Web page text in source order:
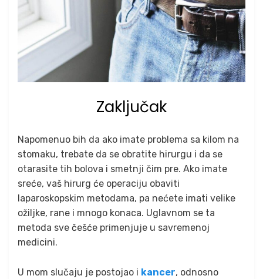
Zaključak
Napomenuo bih da ako imate problema sa kilom na
stomaku, trebate da se obratite hirurgu i da se
otarasite tih bolova i smetnji čim pre. Ako imate
sreće, vaš hirurg će operaciju obaviti
laparoskopskim metodama, pa nećete imati velike
ožiljke, rane i mnogo konaca. Uglavnom se ta
metoda sve češće primenjuje u savremenoj
medicini.
U mom slučaju je postojao i kancer, odnosno